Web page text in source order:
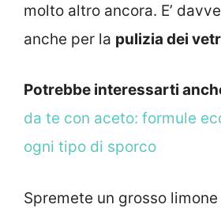
molto altro ancora. E’
anche per la pulizia dei
Potrebbe interessarti
da te con aceto: formule
ogni tipo di sporco
Spremete un grosso